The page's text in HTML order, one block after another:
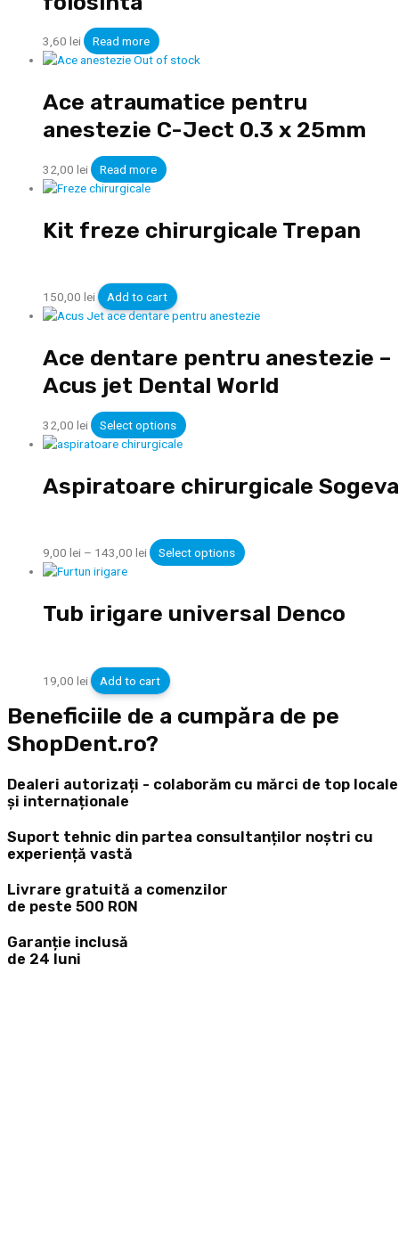
3,60 lei
Read more
Out of stock
Ace atraumatice pentru
anestezie C-Ject 0.3 x 25mm
32,00 lei Read more
Kit freze chirurgicale Trepan
150,00 lei Add to cart
Ace dentare pentru anestezie –
Acus jet Dental World
32,00 lei Select options
Aspiratoare chirurgicale Sogeva
9,00 lei – 143,00 lei Select options
Tub irigare universal Denco
19,00 lei Add to cart
Beneficiile de a cumpăra de pe
ShopDent.ro?
Dealeri autorizați - colaborăm cu mărci de top locale
și internaționale
Suport tehnic din partea consultanților noștri cu
experiență vastă
Livrare gratuită a comenzilor
de peste 500 RON
Garanție inclusă
de 24 luni